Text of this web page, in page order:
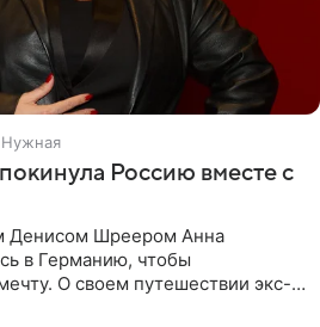
Россию вместе с
Денисом Шреером Анна
в Германию, чтобы
О своем путешествии экс-